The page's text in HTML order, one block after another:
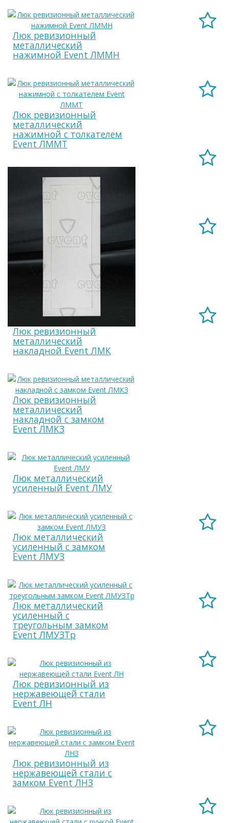
Люк ревизионный
металлический
нажимной Event ЛММН
Люк ревизионный
металлический
нажимной с толкателем
Event ЛММТ
Люк ревизионный
металлический
накладной Event ЛМК
Люк ревизионный
металлический
накладной с замком
Event ЛМКЗ
Люк металлический
усиленный Event ЛМУ
Люк металлический
усиленный с замком
Event ЛМУЗ
Люк металлический
усиленный с
треугольным замком
Event ЛМУЗТр
Люк ревизионный из
нержавеющей стали
Event ЛН
Люк ревизионный из
нержавеющей стали с
замком Event ЛНЗ